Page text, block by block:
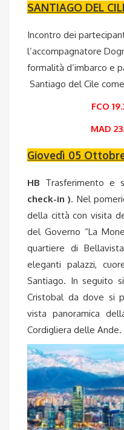
SANTIAGO DEL
Incontro dei
l’accompagnatore
formalità d’imbarco e
Santiago del Cile
FCO
MAD
Giovedì 05 Ottobre
HB Trasferimento e
check-in ). Nel
della città con visita
del Governo “La
quartiere di
eleganti palazzi,
Santiago. In seguito
Cristobal da dove si
vista panoramica
Cordigliera delle